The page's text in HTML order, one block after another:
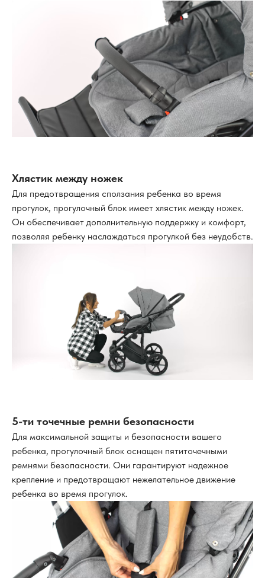
Хлястик между ножек
Для предотвращения сползания ребенка во время
прогулок, прогулочный блок имеет хлястик между ножек.
Он обеспечивает дополнительную поддержку и комфорт,
позволяя ребенку наслаждаться прогулкой без неудобств.
5-ти точечные ремни безопасности
Для максимальной защиты и безопасности вашего
ребенка, прогулочный блок оснащен пятиточечными
ремнями безопасности. Они гарантируют надежное
крепление и предотвращают нежелательное движение
ребенка во время прогулок.